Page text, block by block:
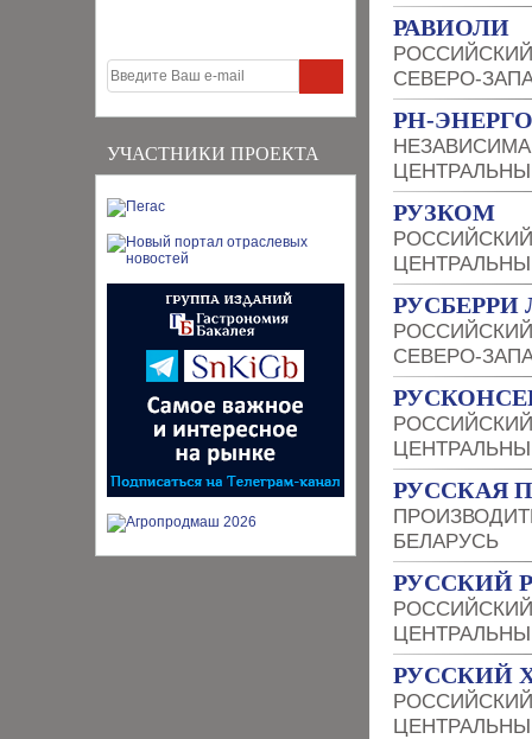
УЧАСТНИКИ ПРОЕКТА
РАВИОЛИ
СЕВЕРО-
РН-ЭНЕРГО
РУЗКОМ
РУСБЕРРИ
СЕВЕРО-
РУССКАЯ
БЕЛАРУСЬ
РУССКИЙ
РУССКИЙ